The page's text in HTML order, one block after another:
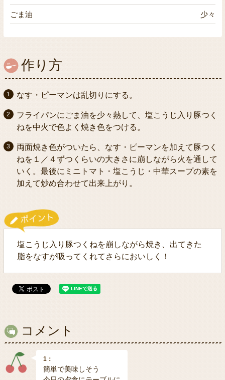
ごま油 少々
作り方
なす・ピーマンは乱切りにする。
フライパンにごま油を少々熱して、塩こうじ入り豚つく
ねを中火で色よく焼き色をつける。
両面焼き色がついたら、なす・ピーマンを加えて豚つく
ねを１／４ずつくらいの大きさに崩しながら火を通して
いく。最後にミニトマト・塩こうじ・中華スープの素を
加えて炒め合わせて出来上がり。
塩こうじ入り豚つくねを崩しながら焼き、出てきた
脂をなすが吸ってくれてさらにおいしく！
コメント
1：
簡単で美味しそう